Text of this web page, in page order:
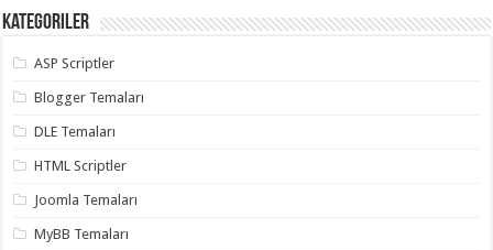
eve
nakliyat,
asansörlü
gaziantep
eve
taşımacılık
gaziantep
organizasyon,
gaziantep
organizasyon ,
gaziantep
organizasyon,
Kategoriler
ASP Scriptler
Blogger Temaları
DLE Temaları
HTML Scriptler
Joomla Temaları
MyBB Temaları